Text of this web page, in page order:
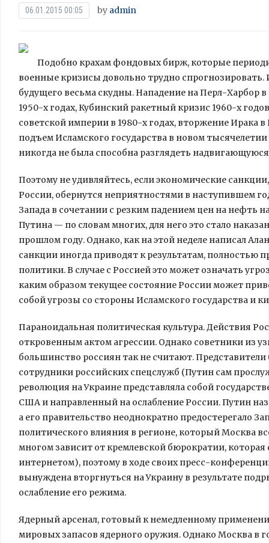
06.01.2015 00:05 by admin
Подобно крахам фондовых бирж, которые
военные кризисы довольно трудно
будущего весьма скудны. Нападение на Перл-Харбор
1950-х годах, Кубинский ракетный кризис 1960-х
советской империи в 1980-х годах, вторжение Ирака в
подъем Исламского государства в новом
никогда не была способна разглядеть
Поэтому не удивляйтесь, если экономические
России, обернутся неприятностями в наступившем
Запада в сочетании с резким падением цен на нефть
Путина — по словам многих, для него это стало
прошлом году. Однако, как на этой неделе написал
санкции иногда приводят к результатам,
политики. В случае с Россией это может означать
каким образом текущее состояние России может
собой угрозы со стороны Исламского государства и
Параноидальная политическая культура. Действия
откровенным актом агрессии. Однако советники из
большинство россиян так не считают.
сотрудники российских спецслужб (Путин сам
революция на Украине представляла собой
США и направленный на ослабление России. Путин
а его правительство неоднократно предостерегало
политического влияния в регионе, который Москва
многом зависит от кремлевской бюрократии,
интернетом), поэтому в ходе своих пресс-
вынуждена вторгнуться на Украину в результате
ослабление его режима.
Ядерный арсенал, готовый к немедленному
мировых запасов ядерного оружия. Однако Москва в